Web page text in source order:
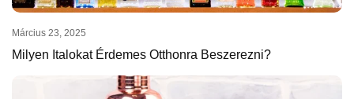
Március 23, 2025
Milyen Italokat Érdemes Otthonra Beszerezni?